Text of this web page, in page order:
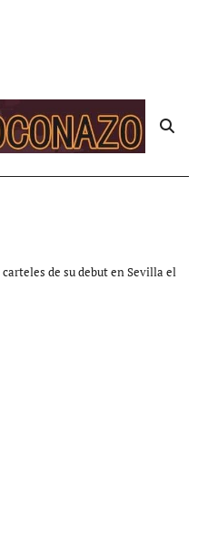
de su debut en Sevilla el